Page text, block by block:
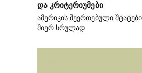
და კრიტერიუმები
ამერიკის შეერთებული
მიერ სრულად